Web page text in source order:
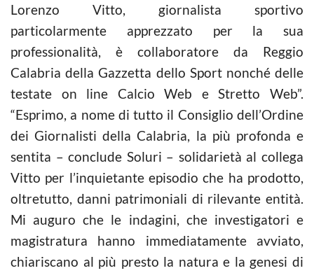
Lorenzo Vitto, giornalista sportivo
particolarmente apprezzato per la sua
professionalità, è collaboratore da Reggio
Calabria della Gazzetta dello Sport nonché delle
testate on line Calcio Web e Stretto Web”.
“Esprimo, a nome di tutto il Consiglio dell’Ordine
dei Giornalisti della Calabria, la più profonda e
sentita – conclude Soluri – solidarietà al collega
Vitto per l’inquietante episodio che ha prodotto,
oltretutto, danni patrimoniali di rilevante entità.
Mi auguro che le indagini, che investigatori e
magistratura hanno immediatamente avviato,
chiariscano al più presto la natura e la genesi di